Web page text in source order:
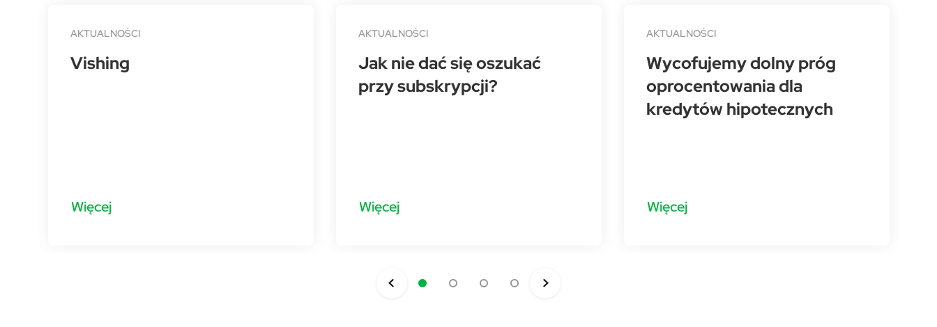
AKTUALNOŚCI
Vishing
Więcej
AKTUALNOŚCI
Jak nie dać się oszukać
przy subskrypcji?
Więcej
AKTUALNOŚCI
Wycofujemy dolny próg
oprocentowania dla
kredytów hipotecznych
Więcej